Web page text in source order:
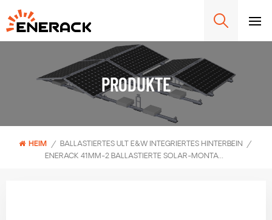
PRODUKTE
HEIM / BALLASTIERTES ULT E&W INTEGRIERTES HINTERBEIN
/
ENERACK 41MM-2 BALLASTIERTE SOLAR-MONTAGESYSTEMSCHIENE ERK-R41-2